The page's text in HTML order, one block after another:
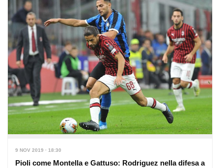
9 NOV 2019 · 18:30
Pioli come Montella e Gattuso: Rodriguez nella difesa a